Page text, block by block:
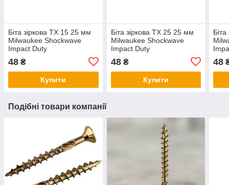
Біта зіркова ТХ 15 25 мм
Milwaukee Shockwave
Impact Duty
48 ₴
Купити
Біта зіркова ТХ 25 25 мм
Milwaukee Shockwave
Impact Duty
48₴
Купити
48
Подібні товари компанії